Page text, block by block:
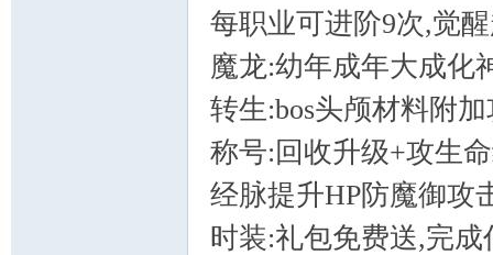
每职业可进阶9次,觉
魔龙:幼年成年大成化
转生:bos头颅材料附
称号:回收升级+攻生
经脉提升HP防魔御攻
时装:礼包免费送,完成